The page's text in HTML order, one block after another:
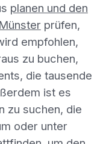
planen und den
prüfen,
empfohlen,
zu buchen,
die tausende
ist es
zu suchen, die
oder unter